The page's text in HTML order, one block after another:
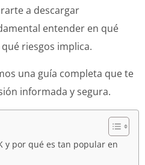
a descargar
entender en qué
riesgos implica.
una guía completa que te
informada y segura.
y por qué es tan popular en